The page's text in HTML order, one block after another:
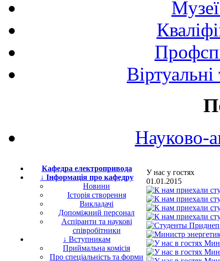
Науково-
Кафедра електропривода
↓ Інформація про кафедру
Новини
Історія створення
Викладачі
Допоміжний персонал
Аспіранти та наукові
співробітники
↓ Вступникам
Приймальна комісія
Про спеціальність та форми
У нас у гостях
01.01.2015